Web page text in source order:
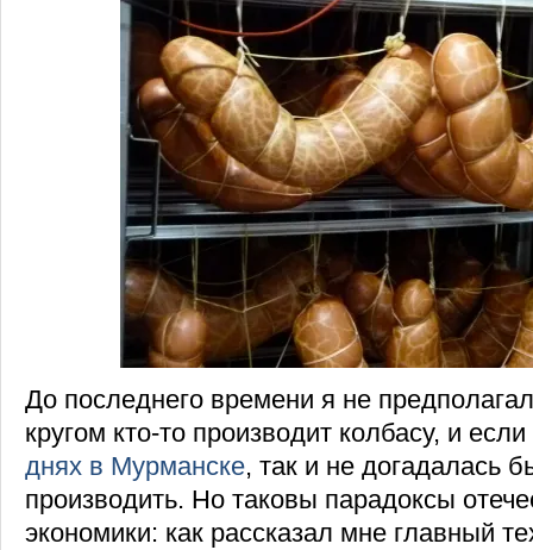
До последнего времени я не
кругом кто-то производит колбасу, и
днях в Мурманске, так и не догадалась
производить. Но таковы парадоксы
экономики: как рассказал мне главный